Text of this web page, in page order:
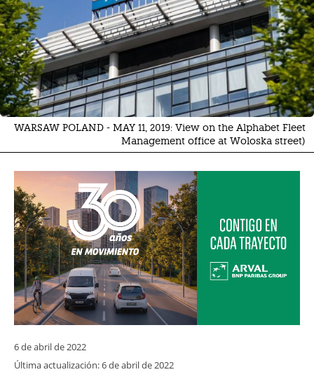
WARSAW POLAND - MAY 11, 2019: View on the Alphabet Fleet
Management office at Woloska street)
6 de abril de 2022
Última actualización:6 de abril de 2022